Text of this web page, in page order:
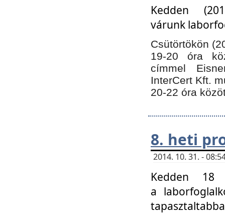
Kedden
várunk
Csütörtökön
19-20 óra
címmel
InterCert Kft.
20-22 óra
8. heti
2014. 10. 31. -
Kedden 18
a